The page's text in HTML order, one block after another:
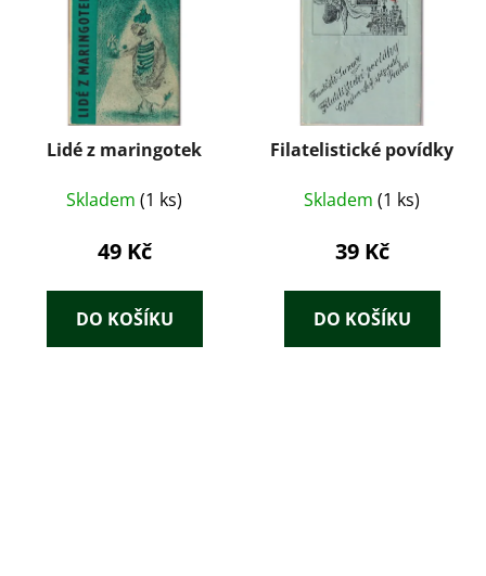
Lidé z maringotek
Skladem (1 ks)
49 Kč
DO KOŠÍKU
Filatelistické povídky
Skladem (1 ks)
39 Kč
DO KOŠÍKU